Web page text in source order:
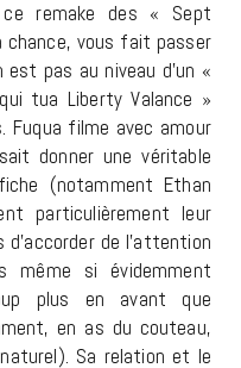
remake des « Sept
chance, vous fait passer
pas au niveau d’un «
tua Liberty Valance »
Fuqua filme avec amour
donner une véritable
(notamment Ethan
particulièrement leur
de l’attention
même si évidemment
plus en avant que
en as du couteau,
Sa relation et le